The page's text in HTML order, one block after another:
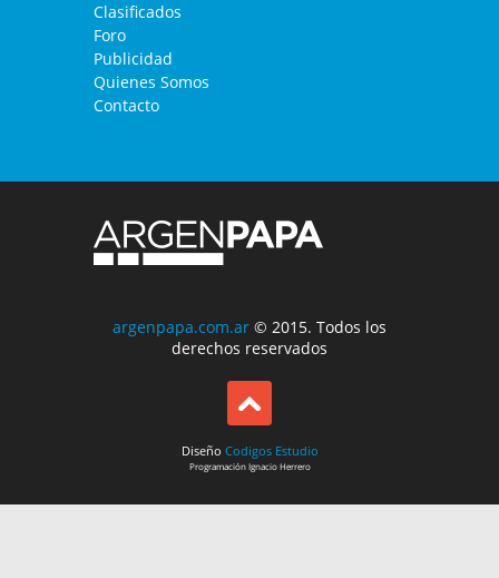
Clasificados
Foro
Publicidad
Quienes Somos
Contacto
argenpapa.com.ar © 2015. Todos los
derechos reservados
Diseño Codigos Estudio
ProgramaciónIgnacio Herrero